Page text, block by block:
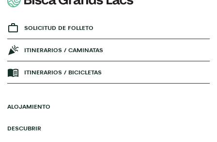
SOLICITUD DE FOLLETO
ITINERARIOS / CAMINATAS
ITINERARIOS / BICICLETAS
ALOJAMIENTO
DESCUBRIR